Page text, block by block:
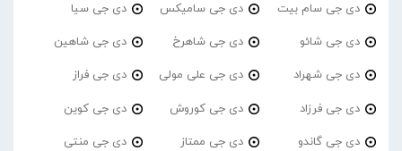
دی جی سام بیت دی جی سامیکس دی جی سیا
دی جی شائو دی جی شاهرخ دی جی شاهین
دی جی شهراد دی جی علی مولی دی جی فراز
دی جی فرزاد دی جی کوروش دی جی کوین
دی جی گاندو دی جی ممتاز دی جی منتی